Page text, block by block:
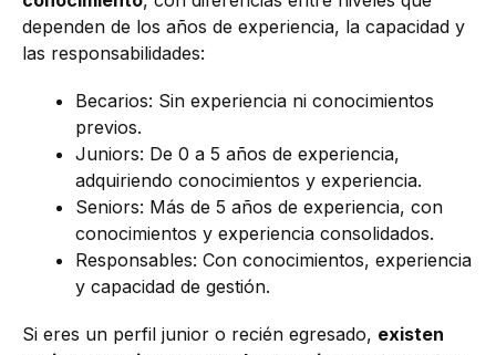
dependen de los años de experiencia, la capacidad y
las responsabilidades:
Becarios: Sin experiencia ni conocimientos
previos.
Juniors: De 0 a 5 años de experiencia,
adquiriendo conocimientos y experiencia.
Seniors: Más de 5 años de experiencia, con
conocimientos y experiencia consolidados.
Responsables: Con conocimientos, experiencia
y capacidad de gestión.
Si eres un perfil junior o recién egresado, existen